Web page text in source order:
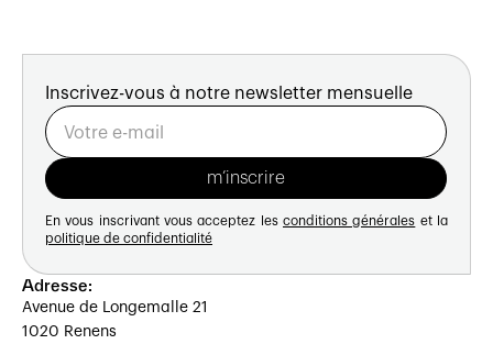
Inscrivez-vous à notre newsletter mensuelle
En vous inscrivant vous acceptez les conditions générales et la
politique de confidentialité
Adresse:
Avenue de Longemalle 21
1020 Renens